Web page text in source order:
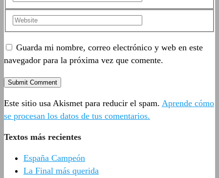
Guarda mi nombre, correo electrónico y web en este
navegador para la próxima vez que comente.
Este sitio usa Akismet para reducir el spam. Aprende cómo
se procesan los datos de tus comentarios.
Textos más recientes
España Campeón
La Final más querida